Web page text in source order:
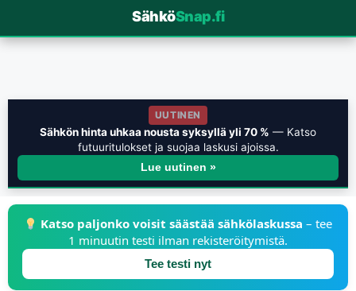
SähköSnap.fi
UUTINEN
Sähkön hinta uhkaa nousta syksyllä yli 70 % — Katso
futuuritulokset ja suojaa laskusi ajoissa.
Lue uutinen »
Katso paljonko voisit säästää sähkölaskussa – tee
1 minuutin testi ilman rekisteröitymistä.
Tee testi nyt